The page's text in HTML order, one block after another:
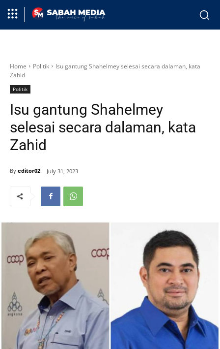
Home Politik
Isu gantung Shahelmey selesai secara dalaman, kata
Zahid
Politik
Isu gantung Shahelmey
selesai secara dalaman, kata
Zahid
By editor02 July 31, 2023